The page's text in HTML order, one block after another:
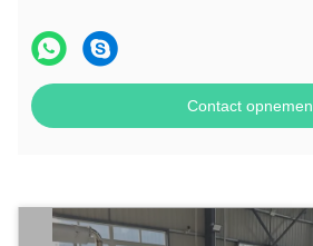
Contact opnemen